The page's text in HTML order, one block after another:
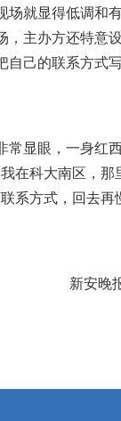
场就显得低调和
，主办方还特意
己的联系方式
常显眼，一身红
在科大南区，
系方式，回去再
2012-